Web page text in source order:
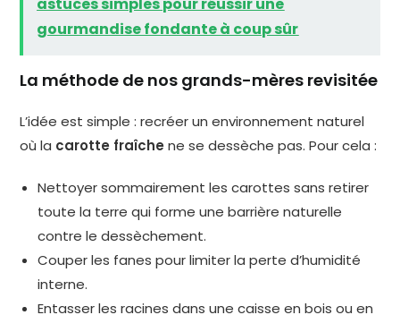
gourmandise fondante à coup sûr
La méthode de nos grands-mères revisitée
L’idée est simple : recréer un environnement naturel
où la carotte fraîche ne se dessèche pas. Pour cela :
Nettoyer sommairement les carottes sans retirer
toute la terre qui forme une barrière naturelle
contre le dessèchement.
Couper les fanes pour limiter la perte d’humidité
interne.
Entasser les racines dans une caisse en bois ou en